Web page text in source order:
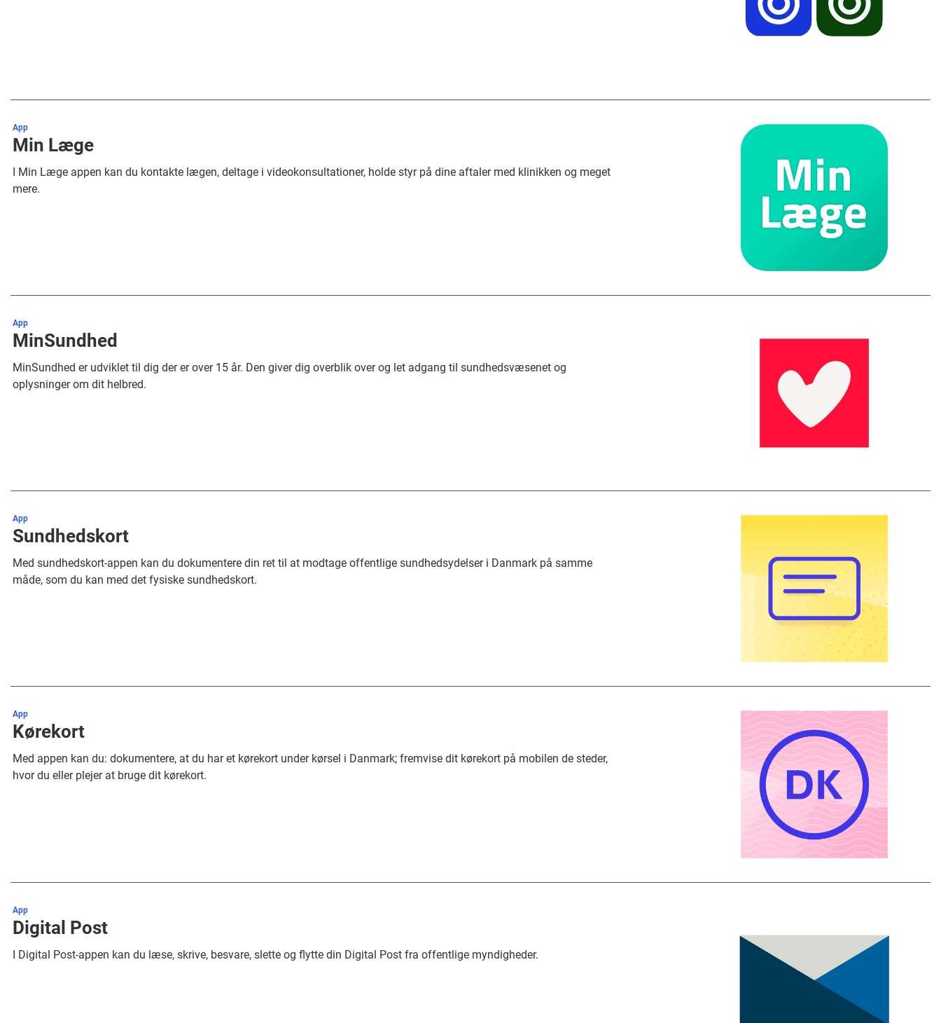
App
Min Læge
I Min Læge appen kan du kontakte lægen, deltage i videokonsultationer, holde styr på dine aftaler med klinikken og meget
mere.
App
MinSundhed
MinSundhed er udviklet til dig der er over 15 år. Den giver dig overblik over og let adgang til sundhedsvæsenet og
oplysninger om dit helbred.
App
Sundhedskort
Med sundhedskort-appen kan du dokumentere din ret til at modtage offentlige sundhedsydelser i Danmark på samme
måde, som du kan med det fysiske sundhedskort.
App
Kørekort
Med appen kan du: dokumentere, at du har et kørekort under kørsel i Danmark; fremvise dit kørekort på mobilen de steder,
hvor du eller plejer at bruge dit kørekort.
App
Digital Post
I Digital Post-appen kan du læse, skrive, besvare, slette og flytte din Digital Post fra offentlige myndigheder.